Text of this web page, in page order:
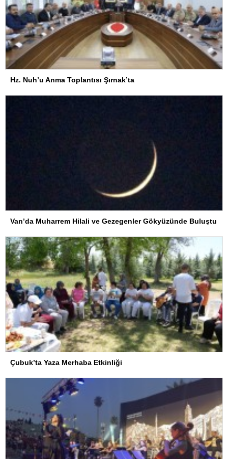
Hz. Nuh’u Anma Toplantısı Şırnak’ta
Van’da Muharrem Hilali ve Gezegenler Gökyüzünde Buluştu
Çubuk’ta Yaza Merhaba Etkinliği